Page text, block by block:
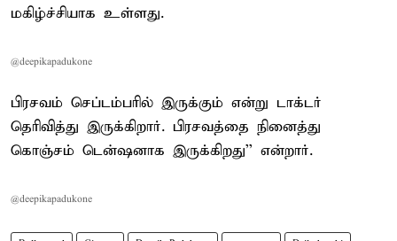
மகிழ்ச்சியாக உள்ளது.
@deepikapadukone
பிரசவம் செப்டம்பரில் இருக்கும் என்று டாக்டர்
தெரிவித்து இருக்கிறார். பிரசவத்தை நினைத்து
கொஞ்சம் டென்ஷனாக இருக்கிறது'' என்றார்.
@deepikapadukone